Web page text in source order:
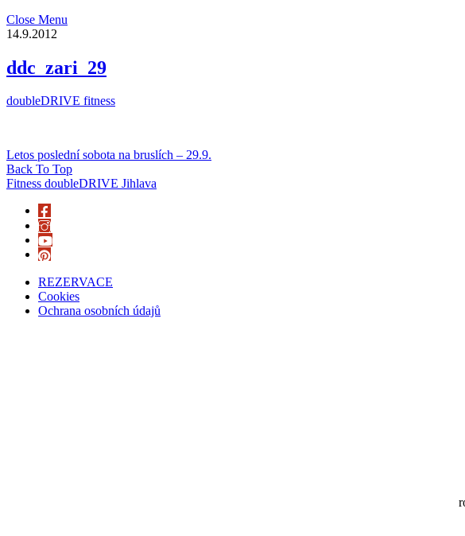
Close Menu
14.9.2012
ddc_zari_29
doubleDRIVE fitness
Letos poslední sobota na bruslích – 29.9.
Back To Top
Fitness doubleDRIVE Jihlava
REZERVACE
Cookies
Ochrana osobních údajů